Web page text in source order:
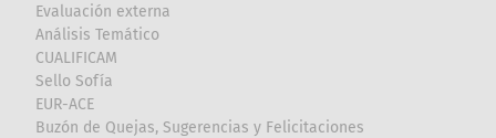
Evaluación externa
Análisis Temático
CUALIFICAM
Sello Sofía
EUR-ACE
Buzón de Quejas, Sugerencias y Felicitaciones